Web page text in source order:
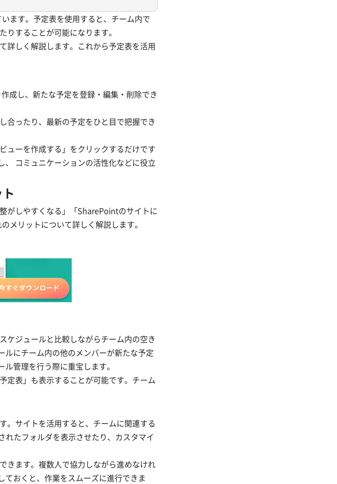
ます。予定表を使用すると、チーム内で
することが可能になります。
詳しく解説します。これから予定表を活用
成し、新たな予定を登録・編集・削除でき
合ったり、最新の予定をひと目で把握でき
ューを作成する」をクリックするだけです
コミュニケーションの活性化などに役立
がしやすくなる」「SharePointのサイトに
メリットについて詳しく解説します。
ケジュールと比較しながらチーム内の空き
にチーム内の他のメンバーが新たな予定
管理を行う際に重宝します。
定表」も表示することが可能です。チーム
。サイトを活用すると、チームに関連する
たフォルダを表示させたり、カスタマイ
きます。複数人で協力しながら進めなけれ
おくと、作業をスムーズに進行できま